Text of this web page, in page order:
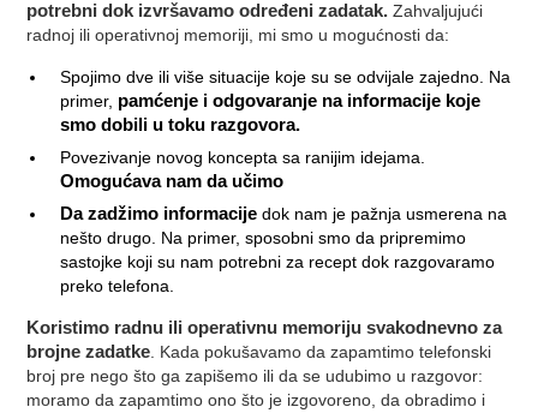
potrebni dok izvršavamo određeni zadatak. Zahvaljujući
radnoj ili operativnoj memoriji, mi smo u mogućnosti da:
Spojimo dve ili više situacije koje su se odvijale zajedno. Na
primer, pamćenje i odgovaranje na informacije koje
smo dobili u toku razgovora.
Povezivanje novog koncepta sa ranijim idejama.
Omogućava nam da učimo
Da zadžimo informacije dok nam je pažnja usmerena na
nešto drugo. Na primer, sposobni smo da pripremimo
sastojke koji su nam potrebni za recept dok razgovaramo
preko telefona.
Koristimo radnu ili operativnu memoriju svakodnevno za
brojne zadatke. Kada pokušavamo da zapamtimo telefonski
broj pre nego što ga zapišemo ili da se udubimo u razgovor:
moramo da zapamtimo ono što je izgovoreno, da obradimo i